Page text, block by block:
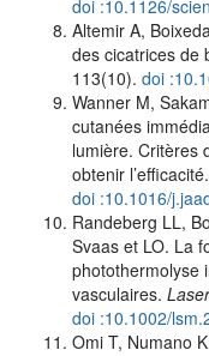
doi :10.1126/
Altemir A,
des cicatrices de
113(10). doi
Wanner M,
cutanées
lumière. Critères
obtenir l’efficacité.
doi :10.1016/
Randeberg LL,
Svaas et LO. La
photothermolyse
vasculaires.
doi :10.1002/
Omi T, Numano